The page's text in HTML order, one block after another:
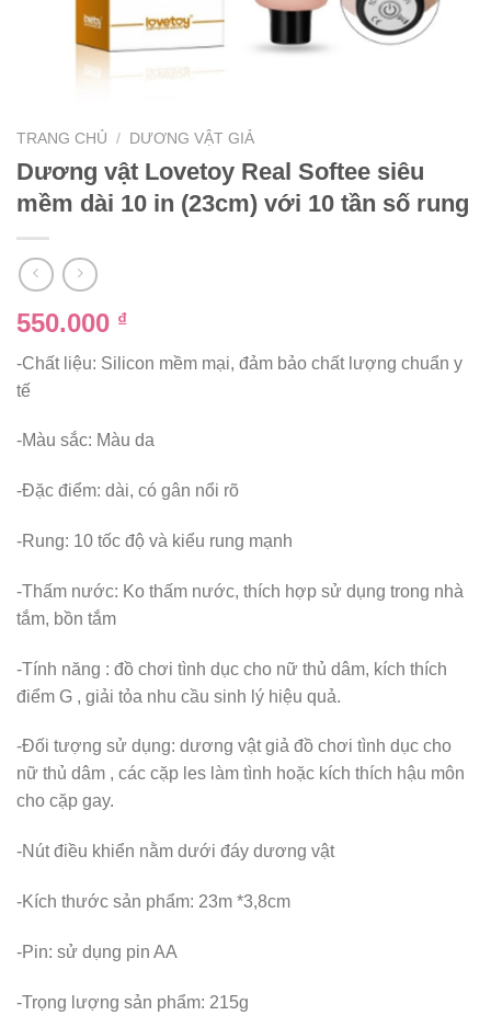
TRANG CHỦ / DƯƠNG VẬT GIẢ
Dương vật Lovetoy Real Softee siêu
mềm dài 10 in (23cm) với 10 tần số rung
550.000 ₫
-Chất liệu: Silicon mềm mại, đảm bảo chất lượng chuẩn y
tế
-Màu sắc: Màu da
-Đặc điểm: dài, có gân nổi rõ
-Rung: 10 tốc độ và kiểu rung mạnh
-Thấm nước: Ko thấm nước, thích hợp sử dụng trong nhà
tắm, bồn tắm
-Tính năng : đồ chơi tình dục cho nữ thủ dâm, kích thích
điểm G , giải tỏa nhu cầu sinh lý hiệu quả.
-Đối tượng sử dụng: dương vật giả đồ chơi tình dục cho
nữ thủ dâm , các cặp les làm tình hoặc kích thích hậu môn
cho cặp gay.
-Nút điều khiển nằm dưới đáy dương vật
-Kích thước sản phẩm: 23m *3,8cm
-Pin: sử dụng pin AA
-Trọng lượng sản phẩm: 215g